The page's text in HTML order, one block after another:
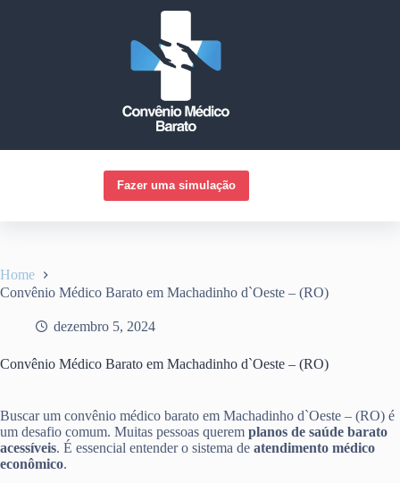
Fazer uma simulação
Home
Convênio Médico Barato em Machadinho d`Oeste – (RO)
dezembro 5, 2024
Convênio Médico Barato em Machadinho d`Oeste – (RO)
Buscar um convênio médico barato em Machadinho d`Oeste – (RO) é
um desafio comum. Muitas pessoas querem planos de saúde barato
acessíveis. É essencial entender o sistema de atendimento médico
econômico.